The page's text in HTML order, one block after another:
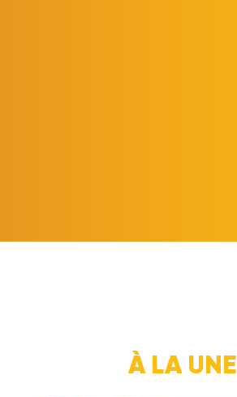
À LA UNE